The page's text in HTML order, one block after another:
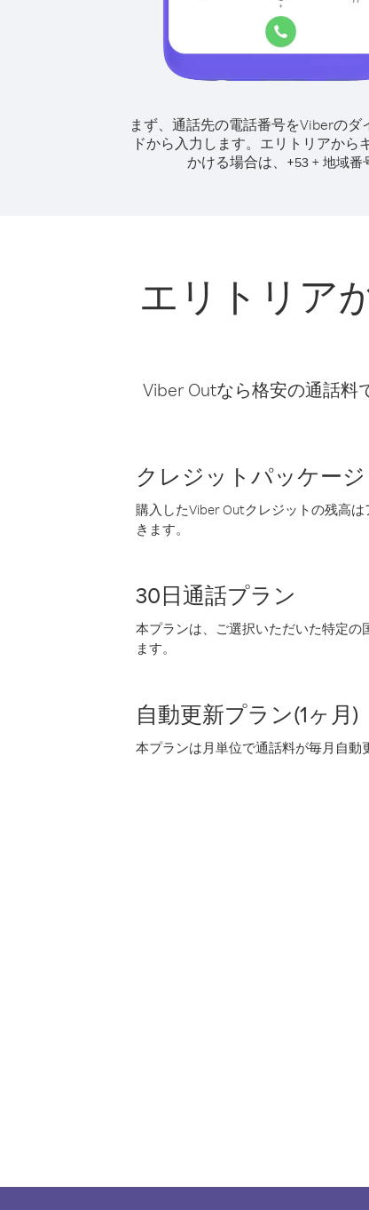
まず、通話先の電話番号をViberのダ
ドから入力します。 エリトリアから
かける場合は、
+53+ 地域番
エリトリア
Viber Outなら格安の通話料
クレジットパッケージ
購入したViber Outクレジットの残高
きます。
30日通話プラン
本プランは、ご選択いただいた特定
ます。
自動更新プラン(1ヶ月)
本プランは月単位で通話料が毎月自動